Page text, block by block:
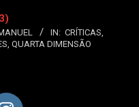
IN: CRÍTICAS,
, QUARTA DIMENSÃO